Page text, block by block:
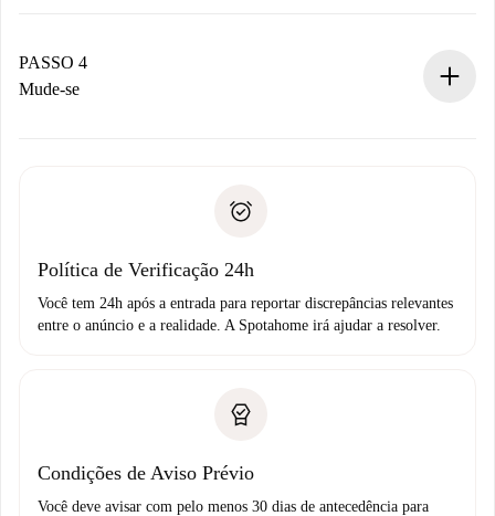
proprietário.
Se recusada: não cobraremos nada e ofereceremos
Débito direto bancário
PASSO 4
Mude-se
não comunicar nenhum problema.
Política de Verificação 24h
Você tem 24h após a entrada para reportar discrepâncias relevantes
entre o anúncio e a realidade. A Spotahome irá ajudar a resolver.
Condições de Aviso Prévio
Você deve avisar com pelo menos 30 dias de antecedência para